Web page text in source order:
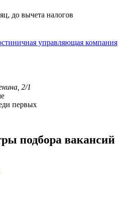
до вычета налогов
управляющая компания
2/1
первых
подбора вакансий